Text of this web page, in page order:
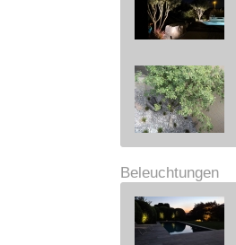
Beleuchtungen